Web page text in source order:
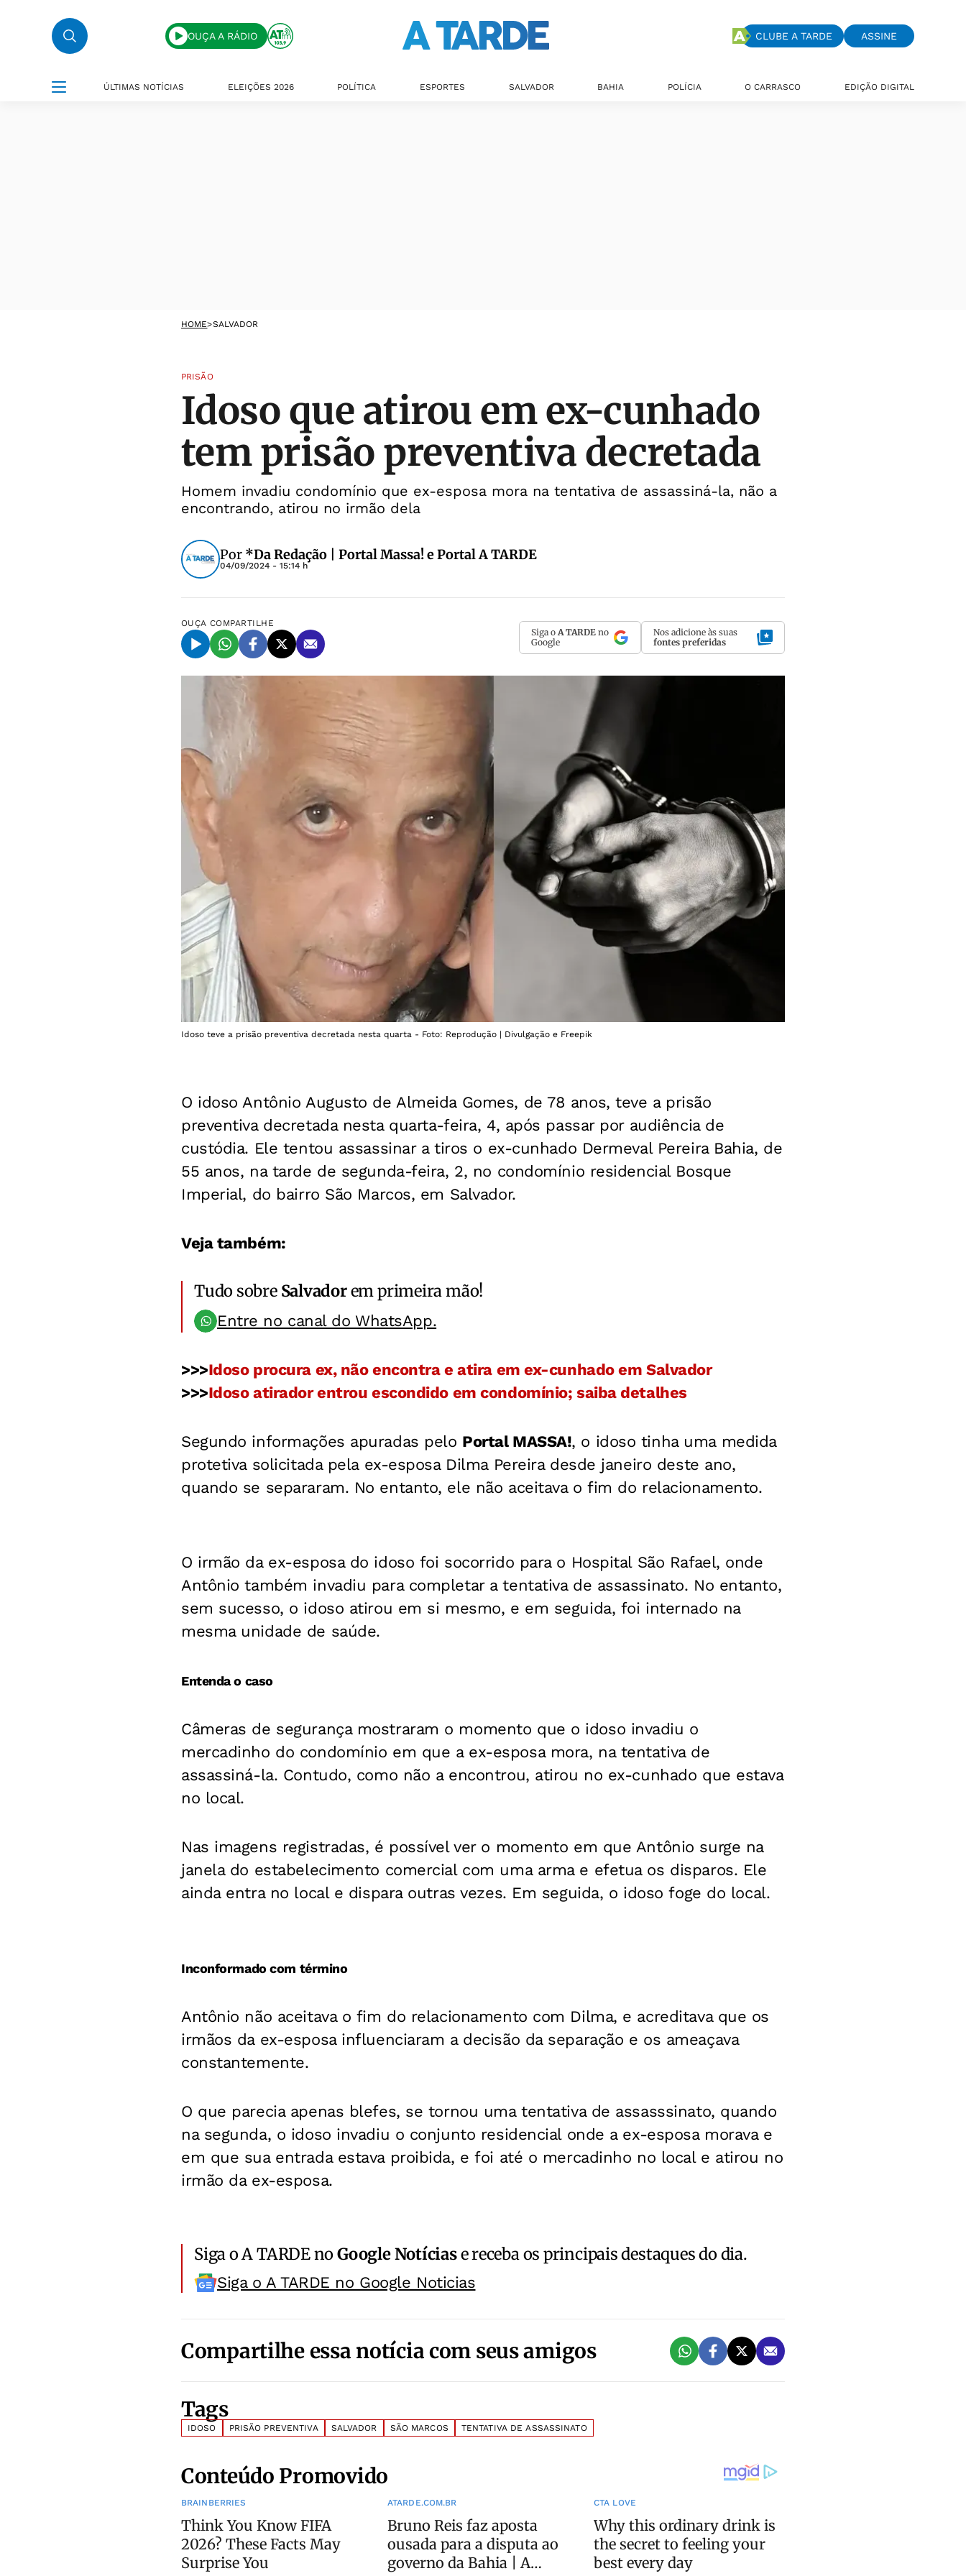
OUÇA A RÁDIO CLUBE A TARDE ASSINE
ÚLTIMAS NOTÍCIAS ELEIÇÕES 2026 POLÍTICA ESPORTES SALVADOR BAHIA POLÍCIA O CARRASCO EDIÇÃO DIGITAL
HOME>SALVADOR
PRISÃO
Idoso que atirou em ex-cunhado
tem prisão preventiva decretada
Homem invadiu condomínio que ex-esposa mora na tentativa de assassiná-la, não a
encontrando, atirou no irmão dela
Por *Da Redação | Portal Massa! e Portal A TARDE
04/09/2024 - 15:14 h
OUÇA COMPARTILHE
Siga o A TARDE no
Google
Nos adicione às suas
fontes preferidas
Idoso teve a prisão preventiva decretada nesta quarta - Foto: Reprodução | Divulgação e Freepik
O idoso Antônio Augusto de Almeida Gomes, de 78 anos, teve a prisão
preventiva decretada nesta quarta-feira, 4, após passar por audiência de
custódia. Ele tentou assassinar a tiros o ex-cunhado Dermeval Pereira Bahia, de
55 anos, na tarde de segunda-feira, 2, no condomínio residencial Bosque
Imperial, do bairro São Marcos, em Salvador.
Veja também:
Tudo sobre Salvadorem primeira mão!
Entre no canal do WhatsApp.
>>>Idoso procura ex, não encontra e atira em ex-cunhado em Salvador
>>>Idoso atirador entrou escondido em condomínio; saiba detalhes
Segundo informações apuradas pelo Portal MASSA!, o idoso tinha uma medida
protetiva solicitada pela ex-esposa Dilma Pereira desde janeiro deste ano,
quando se separaram. No entanto, ele não aceitava o fim do relacionamento.
O irmão da ex-esposa do idoso foi socorrido para o Hospital São Rafael, onde
Antônio também invadiu para completar a tentativa de assassinato. No entanto,
sem sucesso, o idoso atirou em si mesmo, e em seguida, foi internado na
mesma unidade de saúde.
Entenda o caso
Câmeras de segurança mostraram o momento que o idoso invadiu o
mercadinho do condomínio em que a ex-esposa mora, na tentativa de
assassiná-la. Contudo, como não a encontrou, atirou no ex-cunhado que estava
no local.
Nas imagens registradas, é possível ver o momento em que Antônio surge na
janela do estabelecimento comercial com uma arma e efetua os disparos. Ele
ainda entra no local e dispara outras vezes. Em seguida, o idoso foge do local.
Inconformado com término
Antônio não aceitava o fim do relacionamento com Dilma, e acreditava que os
irmãos da ex-esposa influenciaram a decisão da separação e os ameaçava
constantemente.
O que parecia apenas blefes, se tornou uma tentativa de assasssinato, quando
na segunda, o idoso invadiu o conjunto residencial onde a ex-esposa morava e
em que sua entrada estava proibida, e foi até o mercadinho no local e atirou no
irmão da ex-esposa.
Siga o A TARDE noGoogle Notíciase receba os principais destaques do dia.
Siga o A TARDE no Google Noticias
Compartilhe essa notícia com seus amigos
Tags
IDOSO PRISÃO PREVENTIVA SALVADOR SÃO MARCOS TENTATIVA DE ASSASSINATO